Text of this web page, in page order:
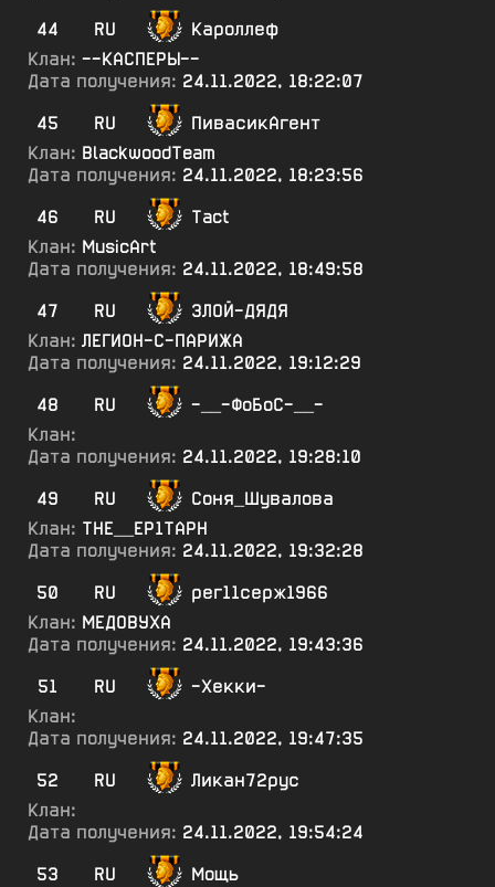
44
RU
Кароллеф
Клан: --КАСПЕРЫ--
Дата получения: 24.11.2022, 18:22:07
45
RU
ПивасикАгент
Клан: BlackwoodTeam
Дата получения: 24.11.2022, 18:23:56
46
RU
Tact
Клан: MusicArt
Дата получения: 24.11.2022, 18:49:58
47
RU
ЗЛОЙ-ДЯДЯ
Клан: ЛЕГИОН-С-ПАРИЖА
Дата получения: 24.11.2022, 19:12:29
48
RU
-__-ФоБоС-__-
Клан:
Дата получения: 24.11.2022, 19:28:10
49
RU
Соня_Шувалова
Клан: ТНЕ__ЕР1ТАРН
Дата получения: 24.11.2022, 19:32:28
50
RU
рег11серж1966
Клан: МЕДОВУХА
Дата получения: 24.11.2022, 19:43:36
51
RU
-Хекки-
Клан:
Дата получения: 24.11.2022, 19:47:35
52
RU
Ликан72рус
Клан:
Дата получения: 24.11.2022, 19:54:24
53
RU
Мощь